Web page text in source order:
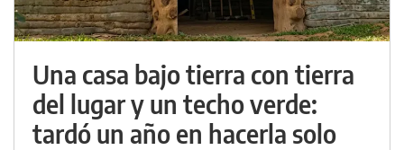
Una casa bajo tierra con tierra
del lugar y un techo verde:
tardó un año en hacerla solo